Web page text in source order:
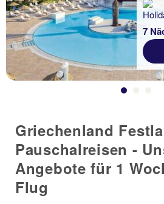
7
Griechenland
Pauschalreisen -
Angebote für 1
Flug